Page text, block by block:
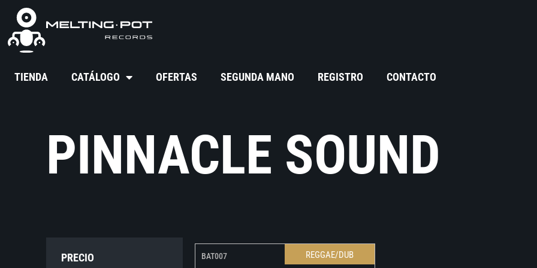
TIENDA CATÁLOGO OFERTAS SEGUNDA MANO REGISTRO CONTACTO
PINNACLE SOUND
PRECIO BAT007 REGGAE/DUB